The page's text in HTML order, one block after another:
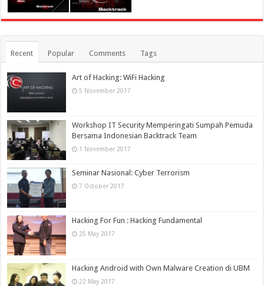
Recent Popular Comments Tags
Art of Hacking: WiFi Hacking
5 November 2017
Workshop IT Security Memperingati Sumpah Pemuda
Bersama Indonesian Backtrack Team
1 November 2017
Seminar Nasional: Cyber Terrorism
7 October 2017
Hacking For Fun : Hacking Fundamental
25 May 2017
Hacking Android with Own Malware Creation di UBM
22 May 2017